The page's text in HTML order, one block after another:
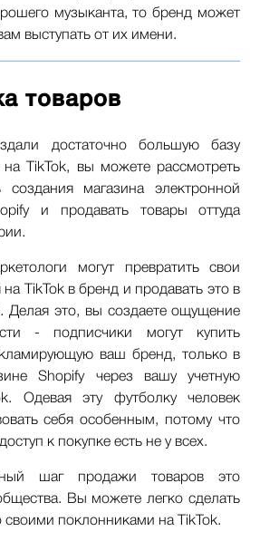
музыканта, то бренд может
выступать от их имени.
товаров
достаточно большую базу
на TikTok, вы можете рассмотреть
создания магазина электронной
и продавать товары оттуда
могут превратить свои
TikTok в бренд и продавать это в
Делая это, вы создаете ощущение
- подписчики могут купить
ваш бренд, только в
Shopify через вашу учетную
Одевая эту футболку человек
себя особенным, потому что
к покупке есть не у всех.
шаг продажи товаров это
Вы можете легко сделать
своими поклонниками на TіkTok.